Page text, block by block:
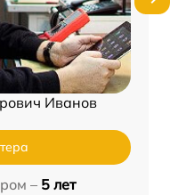
Иванов
– 5 лет